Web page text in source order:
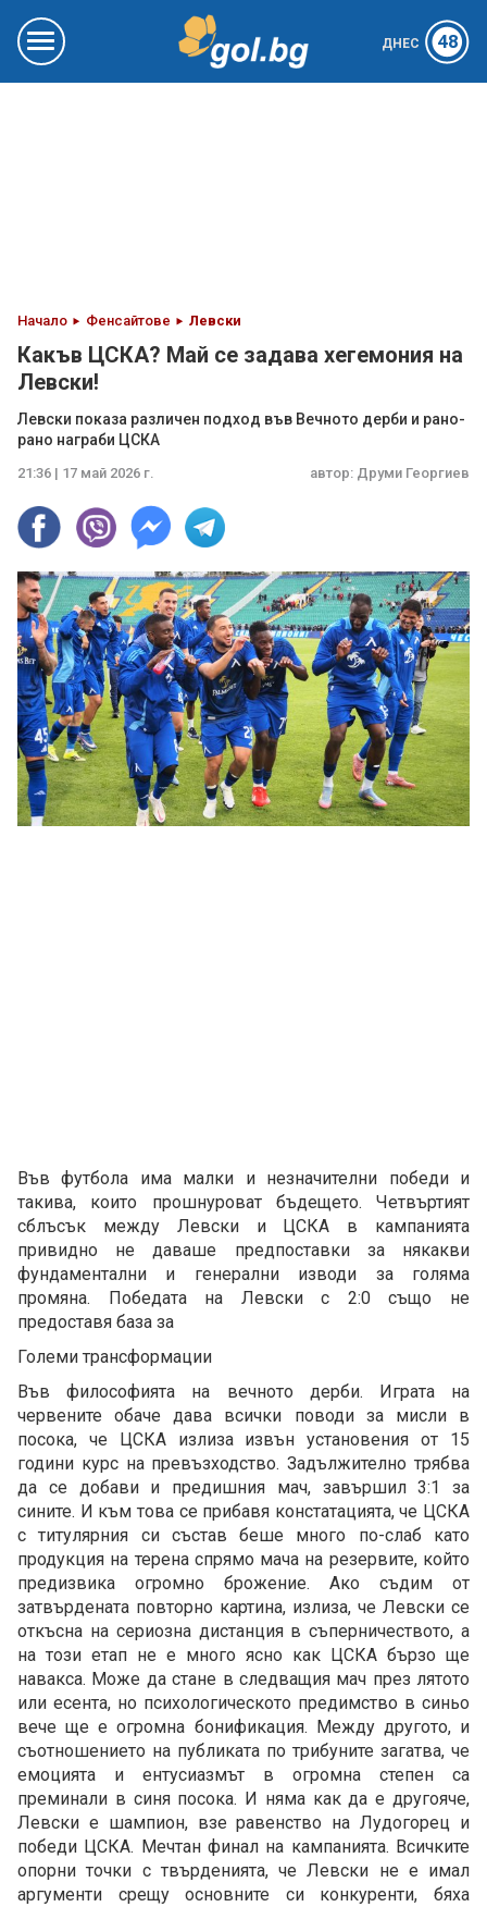
ДНЕС 48
Начало Фенсайтове Левски
Какъв ЦСКА? Май се задава хегемония на
Левски!
Левски показа различен подход във Вечното дерби и рано-
рано награби ЦСКА
21:36 | 17 май 2026 г. автор: Друми Георгиев
Във футбола има малки и незначителни победи и
такива, които прошнуроват бъдещето. Четвъртият
сблъсък между Левски и ЦСКА в кампанията
привидно не даваше предпоставки за някакви
фундаментални и генерални изводи за голяма
промяна. Победата на Левски с 2:0 също не
предоставя база за
Големи трансформации
Във философията на вечното дерби. Играта на
червените обаче дава всички поводи за мисли в
посока, че ЦСКА излиза извън установения от 15
години курс на превъзходство. Задължително трябва
да се добави и предишния мач, завършил 3:1 за
сините. И към това се прибавя констатацията, че ЦСКА
с титулярния си състав беше много по-слаб като
продукция на терена спрямо мача на резервите, който
предизвика огромно брожение. Ако съдим от
затвърдената повторно картина, излиза, че Левски се
откъсна на сериозна дистанция в съперничеството, а
на този етап не е много ясно как ЦСКА бързо ще
навакса. Може да стане в следващия мач през лятото
или есента, но психологическото предимство в синьо
вече ще е огромна бонификация. Между другото, и
съотношението на публиката по трибуните загатва, че
емоцията и ентусиазмът в огромна степен са
преминали в синя посока. И няма как да е другояче,
Левски е шампион, взе равенство на Лудогорец и
победи ЦСКА. Мечтан финал на кампанията. Всичките
опорни точки с твърденията, че Левски не е имал
аргументи срещу основните си конкуренти, бяха